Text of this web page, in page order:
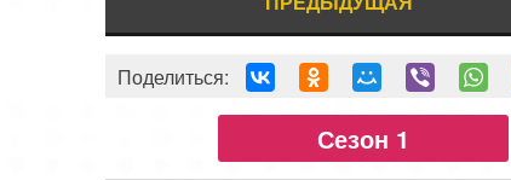
Поделиться:
Сезон 1